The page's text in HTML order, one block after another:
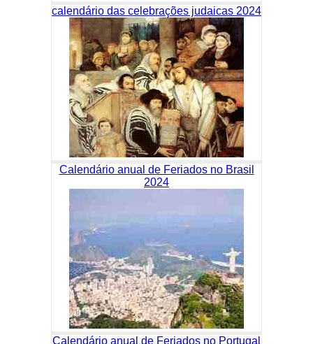
calendário das celebrações judaicas 2024
Calendário anual de Feriados no Brasil
2024
Calendário anual de Feriados no Portugal